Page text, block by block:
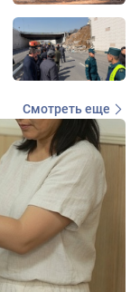
Смотреть еще